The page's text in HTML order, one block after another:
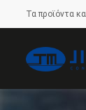
Τα προϊόντα